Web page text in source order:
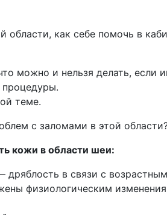
как себе помочь в
можно и нельзя делать,
процедуры.
теме.
с заломами в этой
кожи в области шеи:
дряблость в связи с
физиологическим